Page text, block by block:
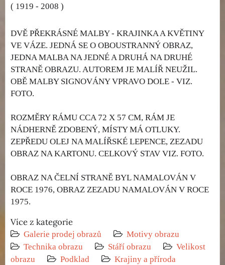
( 1919 - 2008 )
DVĚ PŘEKRÁSNÉ MALBY - KRAJINKA A KVĚTINY
VE VÁZE. JEDNÁ SE O OBOUSTRANNÝ OBRAZ,
JEDNA MALBA NA JEDNÉ A DRUHÁ NA DRUHÉ
STRANĚ OBRAZU. AUTOREM JE MALÍŘ NEUŽIL.
OBĚ MALBY SIGNOVÁNY VPRAVO DOLE - VIZ.
FOTO.
ROZMĚRY RÁMU CCA 72 X 57 CM, RÁM JE
NÁDHERNĚ ZDOBENÝ, MÍSTY MÁ OTLUKY.
ZEPŘEDU OLEJ NA MALÍŘSKÉ LEPENCE, ZEZADU
OBRAZ NA KARTONU. CELKOVÝ STAV VIZ. FOTO.
OBRAZ NA ČELNÍ STRANĚ BYL NAMALOVÁN V
ROCE 1976, OBRAZ ZEZADU NAMALOVÁN V ROCE
1975.
Více z kategorie
Galerie prodej obrazů
Motivy obrazu
Technika obrazu
Stáří obrazu
Velikost
obrazu
Podklad
Krajiny a příroda